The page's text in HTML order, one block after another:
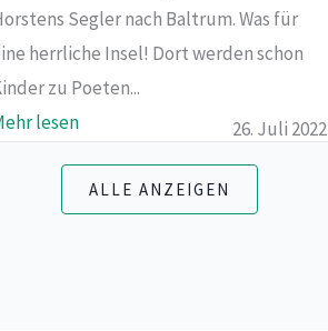
Segler nach Baltrum. Was für
herrliche Insel! Dort werden schon
zu Poeten...
lesen
26. Juli 2022
ALLE ANZEIGEN